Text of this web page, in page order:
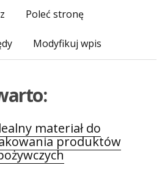
Reklamowe
Wigor
Integracyjne
i Rekreacyjne
Catering
Poleć stronę
Modyfikuj wpis
materiał do
produktów